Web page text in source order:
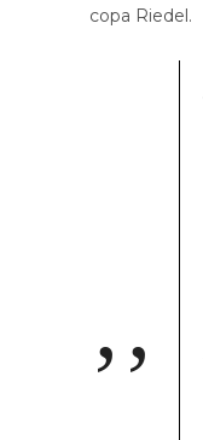
copa Riedel.